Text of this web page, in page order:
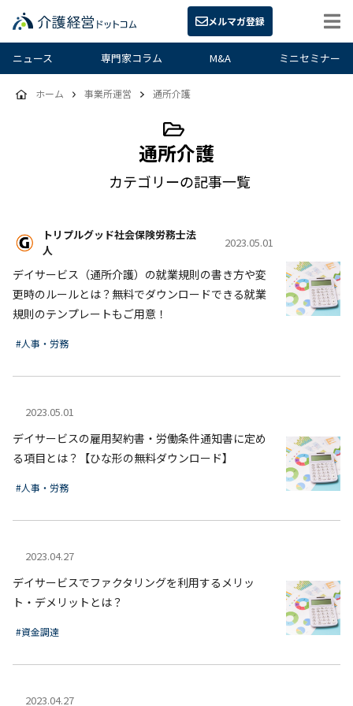
メルマガ登録
ニュース 専門家コラム M&A ミニセミナー
通所介護
カテゴリーの記事一覧
ホーム 事業所運営 通所介護
トリプルグッド社会保険労務士法
人
2023.05.01
デイサービス（通所介護）の就業規則の書き方や変
更時のルールとは？無料でダウンロードできる就業
規則のテンプレートもご用意！
#人事・労務
2023.05.01
デイサービスの雇用契約書・労働条件通知書に定め
る項目とは？【ひな形の無料ダウンロード】
#人事・労務
2023.04.27
デイサービスでファクタリングを利用するメリッ
ト・デメリットとは？
#資金調達
2023.04.27